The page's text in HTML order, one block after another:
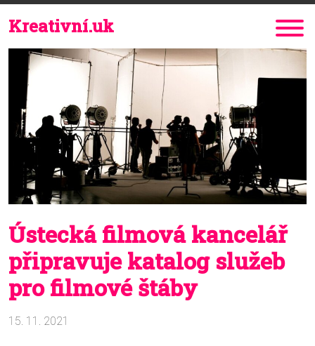
Kreativní.uk
Ústecká filmová kancelář
připravuje katalog služeb
pro filmové štáby
15. 11. 2021